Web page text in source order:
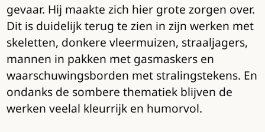
gevaar. Hij maakte zich hier grote zorgen over.
Dit is duidelijk terug te zien in zijn werken met
skeletten, donkere vleermuizen, straaljagers,
mannen in pakken met gasmaskers en
waarschuwingsborden met stralingstekens. En
ondanks de sombere thematiek blijven de
werken veelal kleurrijk en humorvol.